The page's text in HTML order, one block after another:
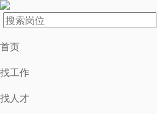
首页
找工作
找人才